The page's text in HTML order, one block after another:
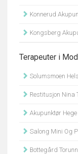
Konnerud
Kongsberg
Terapeuter i
Solumsmoen
Restitusjon Nina
Akupunktør
Salong Mini Og
Bottegård